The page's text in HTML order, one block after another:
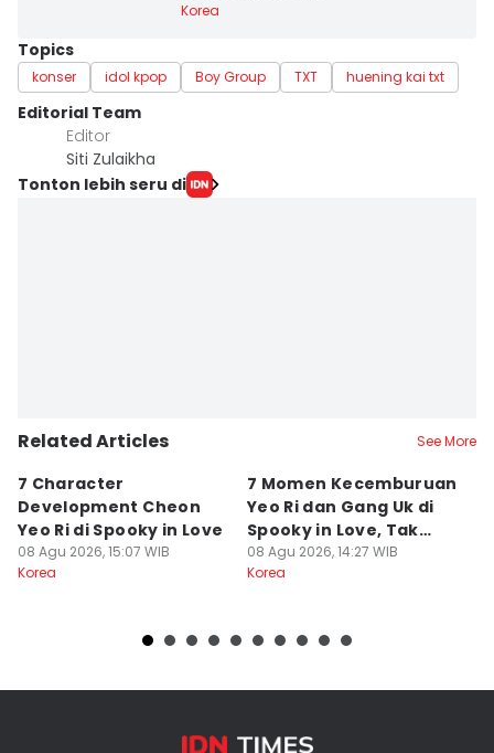
Korea
Topics
konser idol kpop Boy Group TXT huening kai txt
Editorial Team
Editor
Siti Zulaikha
Tonton lebih seru di
Related Articles See More
7 Character
Development Cheon
Yeo Ri di Spooky in Love
08 Agu 2026, 15:07 WIB
Korea
7 Momen Kecemburuan
Yeo Ri dan Gang Uk di
Spooky in Love, Tak
Terduga!
08 Agu 2026, 14:27 WIB
Korea